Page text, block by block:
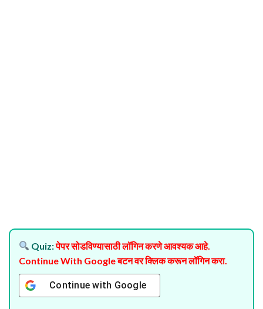
Quiz:पेपर सोडविण्यासाठी लॉगिन करणे आवश्यक आहे.
Continue With Google बटन वर क्लिक करून लॉगिन करा.
Continue with Google